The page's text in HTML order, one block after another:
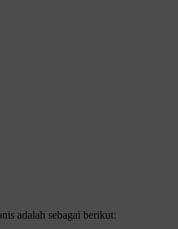
adalah sebagai berikut: